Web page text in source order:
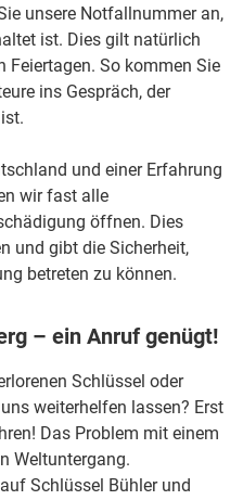
unsere Notfallnummer an,
ist. Dies gilt natürlich
Feiertagen. So kommen Sie
ins Gespräch, der
und einer Erfahrung
wir fast alle
öffnen. Dies
und gibt die Sicherheit,
betreten zu können.
– ein Anruf genügt!
Schlüssel oder
weiterhelfen lassen? Erst
Das Problem mit einem
Weltuntergang.
Schlüssel Bühler und